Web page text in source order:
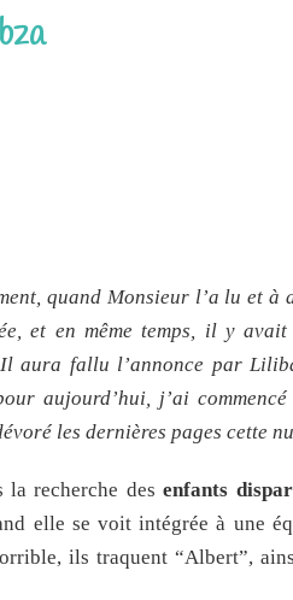
quand Monsieur l’a lu et à
et en même temps, il y
aura fallu l’annonce par
aujourd’hui, j’ai
les dernières pages cette
la recherche desenfants
elle se voit intégrée à une
ils traquent “Albert”,